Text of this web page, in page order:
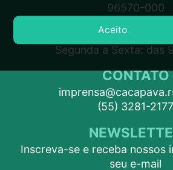
96570-000
Segunda a Sexta: das
CONTATO
(55) 3281-2177
Inscreva-se e receba nossos
seu e-mail
Aceito